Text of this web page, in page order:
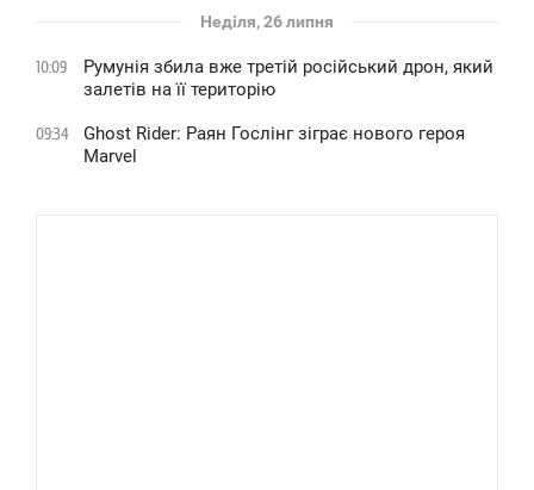
Неділя, 26 липня
10:09
Румунія збила вже третій російський дрон, який
залетів на її територію
09:34
Ghost Rider: Раян Гослінг зіграє нового героя
Marvel